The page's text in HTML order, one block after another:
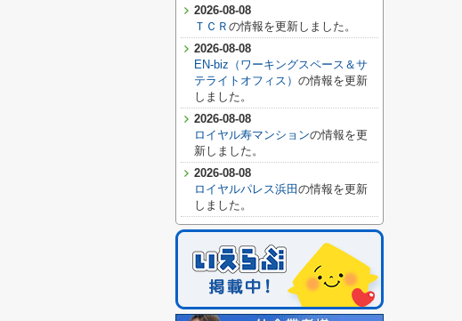
2026-08-08
ＴＣＲ の情報を更新しました。
2026-08-08
EN-biz（ワーキングスペース＆サ
テライトオフィス） の情報を更新
しました。
2026-08-08
ロイヤル寿マンションの情報を更
新しました。
2026-08-08
ロイヤルパレス浜田 の情報を更新
しました。